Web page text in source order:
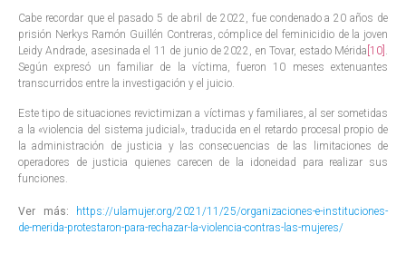
Cabe recordar que el pasado 5 de abril de 2022, fue condenado a 20 años de
prisión Nerkys Ramón Guillén Contreras, cómplice del feminicidio de la joven
Leidy Andrade, asesinada el 11 de junio de 2022, en Tovar, estado Mérida [10] .
Según expresó un familiar de la víctima, fueron 10 meses extenuantes
transcurridos entre la investigación y el juicio.
Este tipo de situaciones revictimizan a víctimas y familiares, al ser sometidas
a la «violencia del sistema judicial», traducida en el retardo procesal propio de
la administración de justicia y las consecuencias de las limitaciones de
operadores de justicia quienes carecen de la idoneidad para realizar sus
funciones.
Ver más: https://ulamujer.org/2021/11/25/organizaciones-e-instituciones-
de-merida-protestaron-para-rechazar-la-violencia-contras-las-mujeres/